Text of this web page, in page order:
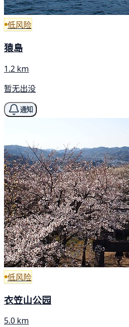
低风险
猿島
1.2 km
暂无出没
通知
低风险
衣笠山公园
5.0 km